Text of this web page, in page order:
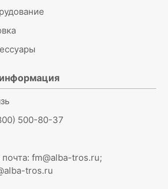
500-80-37
fm@alba-tros.ru;
tros.ru